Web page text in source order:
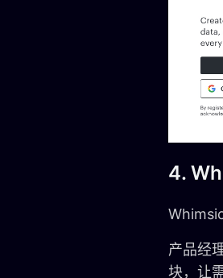
4.
产品经
块，让